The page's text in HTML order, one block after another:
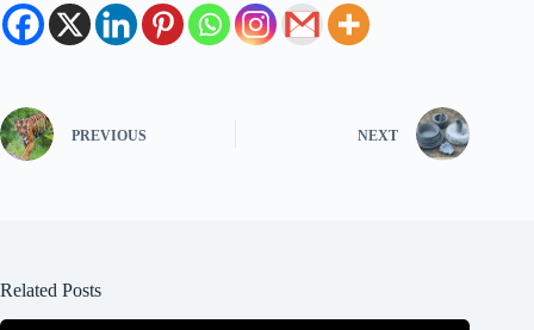
PREVIOUS NEXT
Related Posts